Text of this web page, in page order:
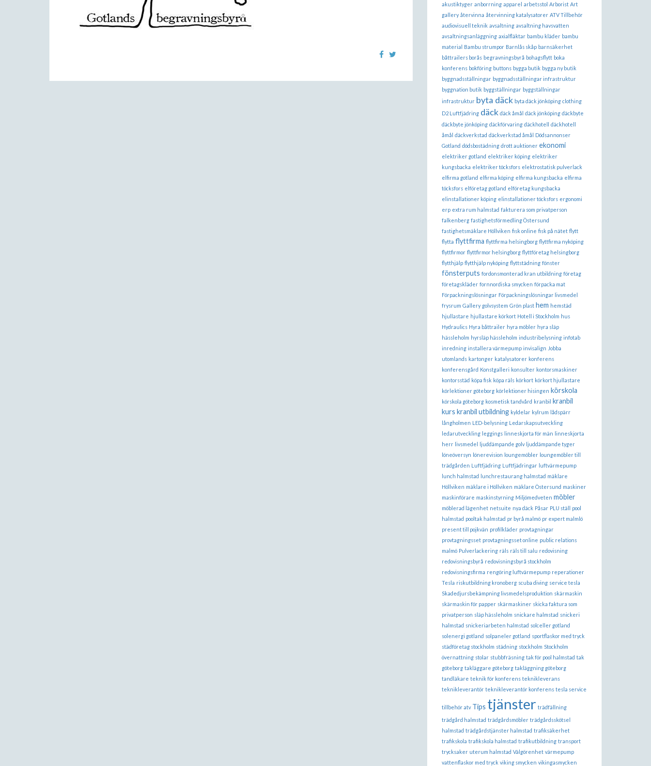
akustiktyger anborrning apparel arbetsstol Arborist Art
gallery återvinna återvinning katalysatorer ATV Tillbehör
audiovisuell teknik avsaltning avsaltning havsvatten
avsaltningsanläggning axialfläktar bambu kläder bambu
material Bambu strumpor Barnlås skåp barnsäkerhet
båttrailers borås begravningsbyrå bohagsflytt boka
konferens bokföring buttons bygga butik bygga ny butik
byggnadsställningar byggnadsställningar infrastruktur
byggnation butik byggställningar byggställningar
infrastruktur byta däck byta däck jönköping clothing
D2 Luftfjädring däck däck åmål däck jönköping däckbyte
däckbyte jönköping däckförvaring däckhotell däckhotell
åmål däckverkstad däckverkstad åmål Dödsannonser
Gotland dödsbostädning drott auktioner ekonomi
elektriker gotland elektriker köping elektriker
kungsbacka elektriker töcksfors elektrostatisk pulverlack
elfirma gotland elfirma köping elfirma kungsbacka elfirma
töcksfors elföretag gotland elföretag kungsbacka
elinstallationer köping elinstallationer töcksfors ergonomi
erp extra rum halmstad fakturera som privatperson
falkenberg fastighetsförmedling Östersund
fastighetsmäklare Höllviken fisk online fisk på nätet flytt
flytta flyttfirma flyttfirma helsingborg flyttfirma nyköping
flyttfirmor flyttfirmor helsingborg flyttföretag helsingborg
flytthjälp flytthjälp nyköping flyttstädning fönster
fönsterputs fordonsmonterad kran utbildning företag
företagskläder fornnordiska smycken förpacka mat
Förpackningslösningar Förpackningslösningar livsmedel
frysrum Gallery golvsystem Grön plast hem hemstäd
hjullastare hjullastare körkort Hotell i Stockholm hus
Hydraulics Hyra båttrailer hyra möbler hyra släp
hässleholm hyrsläp hässleholm industribelysning infotab
inredning installera värmepump invisalign Jobba
utomlands kartonger katalysatorer konferens
konferensgård Konstgalleri konsulter kontorsmaskiner
kontorsstäd köpa fisk köpa räls körkort körkort hjullastare
körlektioner göteborg körlektioner hisingen körskola
körskola göteborg kosmetisk tandvård kranbil kranbil
kurs kranbil utbildning kyldelar kylrum lådspärr
långholmen LED-belysning Ledarskapsutveckling
ledarutveckling leggings linneskjorta för män linneskjorta
herr livsmedel ljuddämpande golv ljuddämpande tyger
löneöversyn lönerevision loungemöbler loungemöbler till
trädgården Luftfjädring Luftfjädringar luftvärmepump
lunch halmstad lunchrestaurang halmstad mäklare
Höllviken mäklare i Höllviken mäklare Östersund maskiner
maskinförare maskinstyrning Miljömedveten möbler
möblerad lägenhet netsuite nya däck Påsar PLU ställ pool
halmstad pooltak halmstad pr byrå malmö pr expert malmlö
present till pojkvän profilkläder provtagningar
provtagningsset provtagningsset online public relations
malmö Pulverlackering räls räls till salu redovisning
redovisningsbyrå redovisningsbyrå stockholm
redovisningsfirma rengöring luftvärmepump reperationer
Tesla riskutbildning kronoberg scuba diving service tesla
Skadedjursbekämpning livsmedelsproduktion skärmaskin
skärmaskin för papper skärmaskiner skicka faktura som
privatperson släp hässleholm snickare halmstad snickeri
halmstad snickeriarbeten halmstad solceller gotland
solenergi gotland solpaneler gotland sportflaskor med tryck
städföretag stockholm städning stockholm Stockholm
övernattning stolar stubbfräsning tak för pool halmstad tak
göteborg takläggare göteborg takläggning göteborg
tandläkare teknik för konferens teknikleverans
teknikleverantör teknikleverantör konferens tesla service
tillbehör atv Tips tjänster trädfällning
trädgård halmstad trädgårdsmöbler trädgårdsskötsel
halmstad trädgårdstjänster halmstad trafiksäkerhet
trafikskola trafikskola halmstad trafikutbildning transport
trycksaker uterum halmstad Välgörenhet värmepump
vattenflaskor med tryck viking smycken vikingasmycken